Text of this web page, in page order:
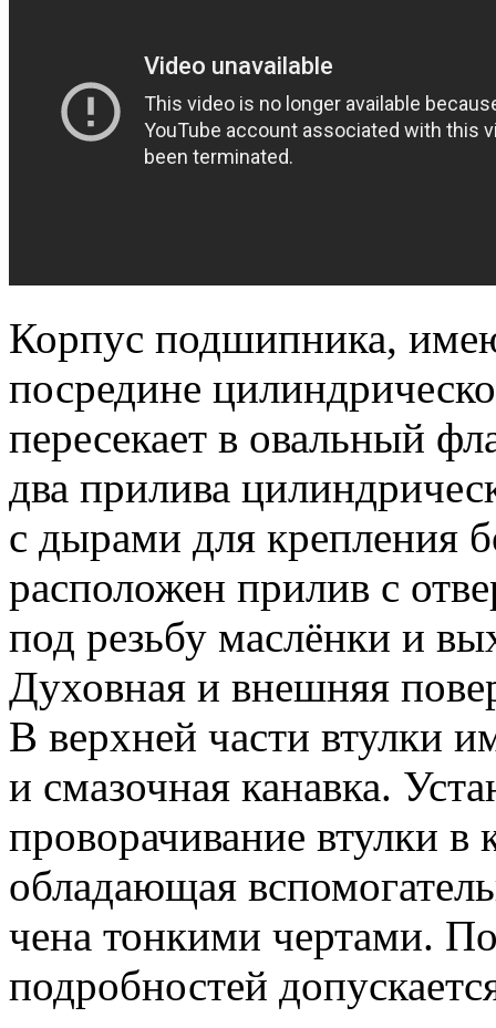
Корпус подшипника,
посредине
пересекает в овальный
два прилива
с дырами для крепления
расположен прилив с
под резьбу маслёнки и
Духовная и внешняя
В верхней части втулки
и смазочная канавка.
проворачивание втулки в
обладающая
чена тонкими чертами.
подробностей